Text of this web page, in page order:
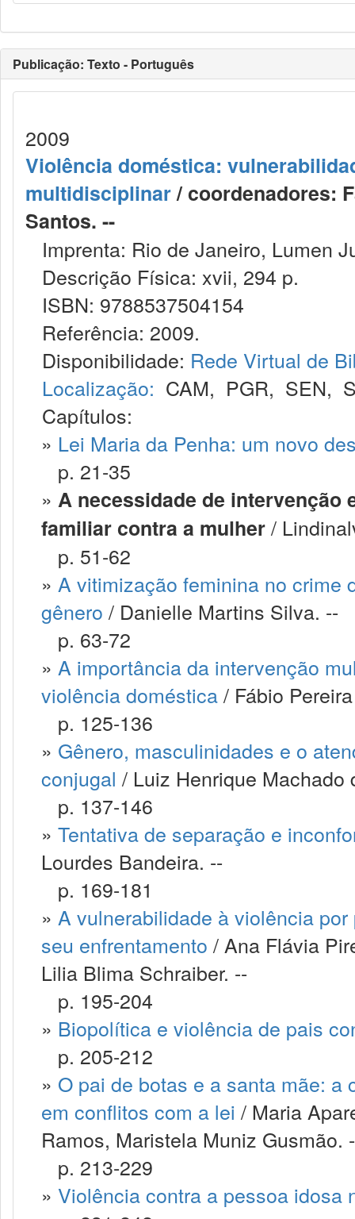
Publicação: Texto - Português
2009
Violência doméstica:
multidisciplinar/ coordenadores:
Santos. --
Imprenta: Rio de Janeiro, Lumen
Descrição Física: xvii, 294 p.
ISBN: 9788537504154
Referência: 2009.
Disponibilidade: Rede Virtual de
Localização: CAM, PGR, SEN,
Capítulos:
» Lei Maria da Penha: um novo
p. 21-35
» A necessidade de intervenção
familiar contra a mulher/
p. 51-62
» A vitimização feminina no crime
gênero / Danielle Martins Silva. --
p. 63-72
» A importância da intervenção
violência doméstica/ Fábio
p. 125-136
» Gênero, masculinidades e o
conjugal / Luiz Henrique Machado
p. 137-146
» Tentativa de separação e
Lourdes Bandeira. --
p. 169-181
» A vulnerabilidade à violência
seu enfrentamento / Ana Flávia
Lilia Blima Schraiber. --
p. 195-204
» Biopolítica e violência de pais
p. 205-212
» O pai de botas e a santa mãe:
em conflitos com a lei / Maria
Ramos, Maristela Muniz Gusmão.
p. 213-229
» Violência contra a pessoa idosa